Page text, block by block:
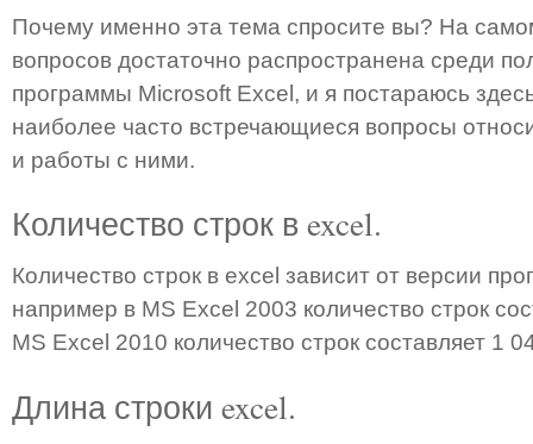
Почему именно эта тема спросите вы? На
вопросов достаточно распространена среди
программы Microsoft Excel, и я постараюсь
наиболее часто встречающиеся вопросы
и работы с ними.
Количество строк в excel.
Количество строк в excel зависит от версии
например в MS Excel 2003 количество строк
MS Excel 2010 количество строк составляет 1
Длина строки excel.